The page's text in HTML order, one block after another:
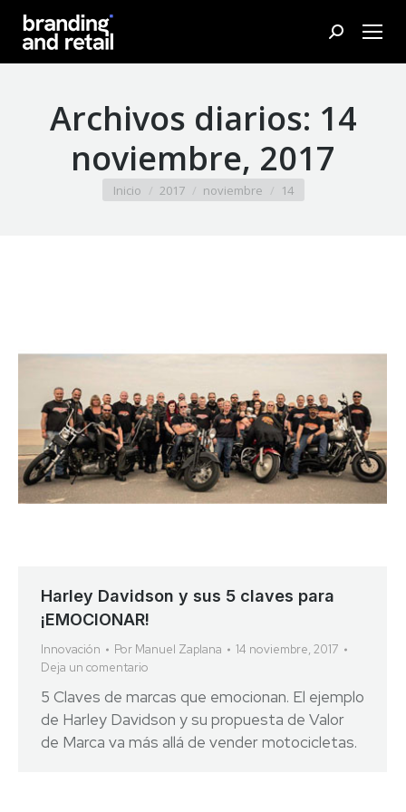
Buscar:
Archivos diarios: 14
noviembre, 2017
Estás aquí:
Inicio 2017 noviembre 14
Harley Davidson y sus 5 claves para
¡EMOCIONAR!
Innovación Por Manuel Zaplana
14 noviembre, 2017
Deja un comentario
5 Claves de marcas que emocionan. El ejemplo
de Harley Davidson y su propuesta de Valor
de Marca va más allá de vender motocicletas.